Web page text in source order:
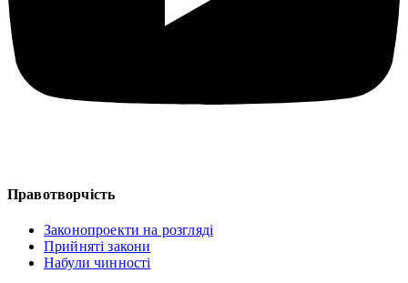
Правотворчість
Законопроекти на розгляді
Прийняті закони
Набули чинності